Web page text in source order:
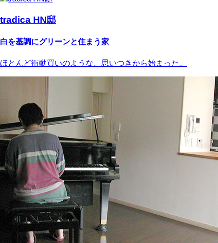
tradica HN邸
白を基調にグリーンと住まう家
ほとんど衝動買いのような、思いつきから始まった。